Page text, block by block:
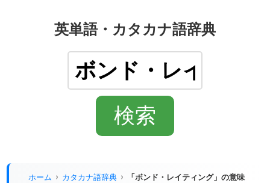
英単語・カタカナ語辞典
ホーム カタカナ語辞典 「ボンド・レイティング」の意味